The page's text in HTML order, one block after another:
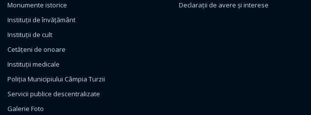
Monumente istorice
Instituții de învățământ
Instituții de cult
Cetățeni de onoare
Instituții medicale
Poliția Municipiului Câmpia Turzii
Servicii publice descentralizate
Galerie Foto
Declarații de avere și interese